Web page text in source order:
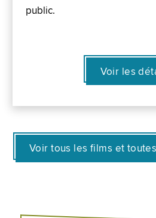
public.
Voir les
Voir tous les films et